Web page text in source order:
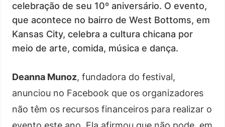
celebração de seu 10º aniversário. O evento,
que acontece no bairro de West Bottoms, em
Kansas City, celebra a cultura chicana por
meio de arte, comida, música e dança.
Deanna Munoz, fundadora do festival,
anunciou no Facebook que os organizadores
não têm os recursos financeiros para realizar o